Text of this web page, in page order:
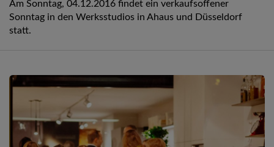
Am Sonntag, 04.12.2016 findet ein verkaufsoffener
Sonntag in den Werksstudios in Ahaus und Düsseldorf
statt.